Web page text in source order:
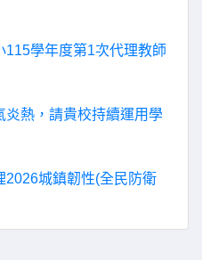
115學年度第1次代理教師
炎熱，請貴校持續運用學
2026城鎮韌性(全民防衛